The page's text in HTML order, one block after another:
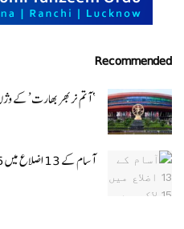
Recommended
‘ آتم نربھر بھارت’ کے
آسام کے 13 اضلاع میں 15 لاکھ سے زائد افراد سیلاب سے متاثر